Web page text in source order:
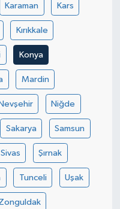
Karaman Kars
Kırıkkale
Konya
Mardin
Niğde
Sakarya Samsun
Sivas Şırnak
Tunceli Uşak